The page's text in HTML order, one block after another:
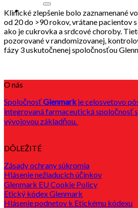
Klinické zlepšenie bolo zaznamenané
od 20 do >90 rokov, vrátane pacientov
ako je cukrovka a srdcové choroby.
pozorované v randomizovanej,
fázy 3 uskutočnenej spoločnosťou
O nás
SpoločnosťGlenmarkje celosvetovo
integrovaná farmaceutická spoločnosť
vývojovou základňou.
DÔLEŽITÉ
Zásady ochrany súkromia
Hlásenie nežiaducich účinkov
Glenmark EU Cookie Policy
Etický kódex Glenmark
Hlásenie podnetov k Etickému kódexu